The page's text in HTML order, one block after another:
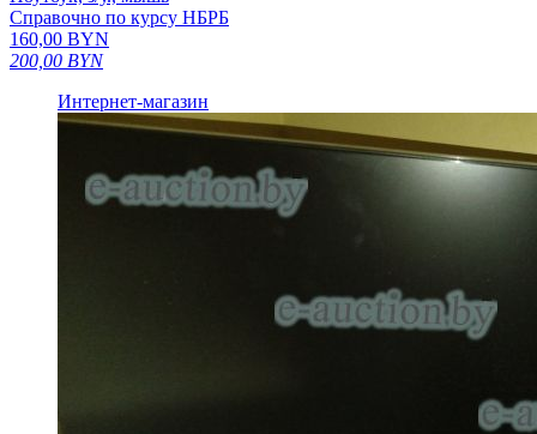
Справочно по курсу НБРБ
160,00 BYN
200,00 BYN
Интернет-магазин